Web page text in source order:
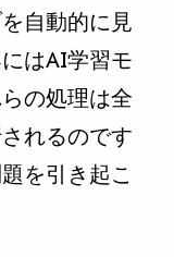
自動的に見
はAI学習モ
の処理は全
れるのです
を引き起こ